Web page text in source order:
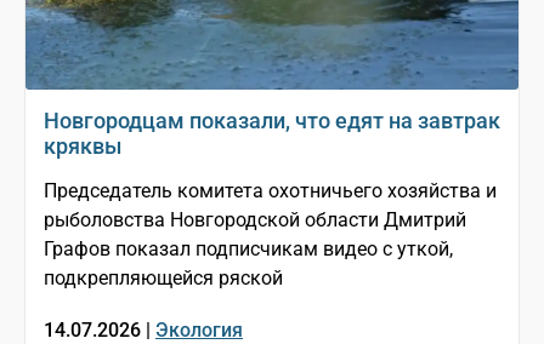
Новгородцам показали, что едят на завтрак
кряквы
Председатель комитета охотничьего хозяйства и
рыболовства Новгородской области Дмитрий
Графов показал подписчикам видео с уткой,
подкрепляющейся ряской
14.07.2026 | Экология